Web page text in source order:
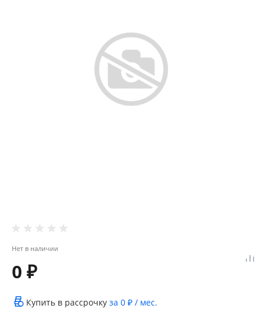
Нет в наличии
0 ₽
Купить в рассрочку за 0 ₽ / мес.